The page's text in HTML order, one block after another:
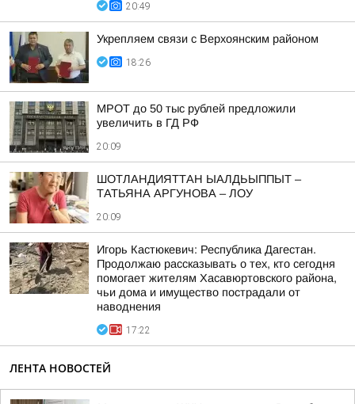
20:49
Укрепляем связи с Верхоянским районом
18:26
МРОТ до 50 тыс рублей предложили
увеличить в ГД РФ
20:09
ШОТЛАНДИЯТТАН ЫАЛДЬЫППЫТ –
ТАТЬЯНА АРГУНОВА – ЛОУ
20:09
Игорь Кастюкевич: Республика Дагестан.
Продолжаю рассказывать о тех, кто сегодня
помогает жителям Хасавюртовского района,
чьи дома и имущество пострадали от
наводнения
17:22
ЛЕНТА НОВОСТЕЙ